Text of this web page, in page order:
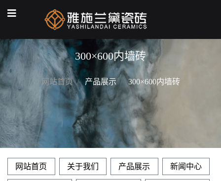
300×600内墙砖
网站首页 产品展示 300×600内墙砖
网站首页 关于我们 产品展示 新闻中心